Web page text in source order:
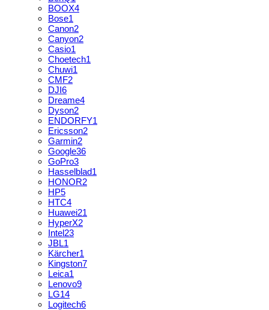
BOOX4
Bose1
Canon2
Canyon2
Casio1
Choetech1
Chuwi1
CMF2
DJI6
Dreame4
Dyson2
ENDORFY1
Ericsson2
Garmin2
Google36
GoPro3
Hasselblad1
HONOR2
HP5
HTC4
Huawei21
HyperX2
Intel23
JBL1
Kärcher1
Kingston7
Leica1
Lenovo9
LG14
Logitech6